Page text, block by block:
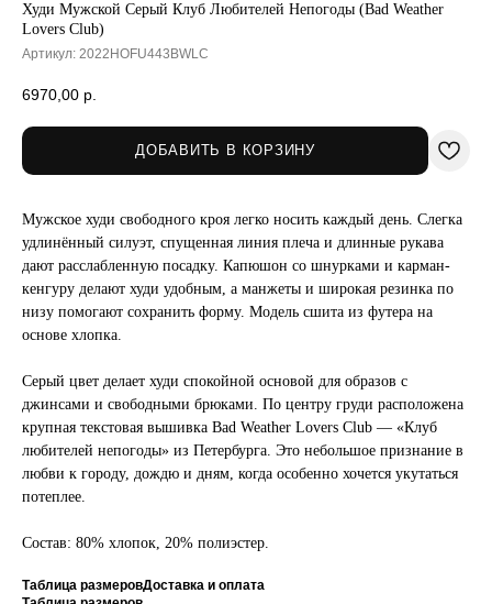
Худи Мужской Серый Клуб Любителей Непогоды (Bad Weather
Lovers Club)
Артикул: 2022HOFU443BWLC
6970,00 р.
ДОБАВИТЬ В КОРЗИНУ
Мужское худи свободного кроя легко носить каждый день. Слегка
удлинённый силуэт, спущенная линия плеча и длинные рукава
дают расслабленную посадку. Капюшон со шнурками и карман-
кенгуру делают худи удобным, а манжеты и широкая резинка по
низу помогают сохранить форму. Модель сшита из футера на
основе хлопка.
Серый цвет делает худи спокойной основой для образов с
джинсами и свободными брюками. По центру груди расположена
крупная текстовая вышивка Bad Weather Lovers Club — «Клуб
любителей непогоды» из Петербурга. Это небольшое признание в
любви к городу, дождю и дням, когда особенно хочется укутаться
потеплее.
Состав: 80% хлопок, 20% полиэстер.
Таблица размеровДоставка и оплата